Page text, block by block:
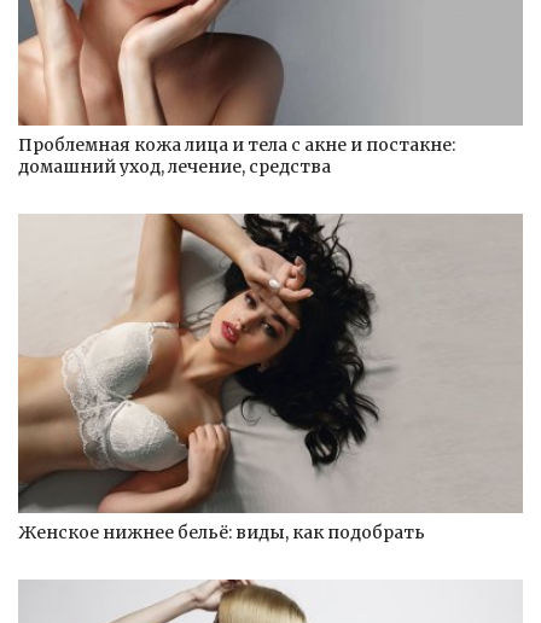
Проблемная кожа лица и тела с акне и постакне:
домашний уход, лечение, средства
Женское нижнее бельё: виды, как подобрать